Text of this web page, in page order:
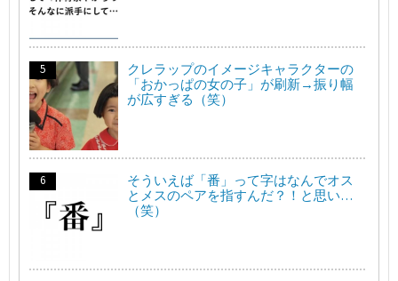
クレラップのイメージキャラクターの
「おかっぱの女の子」が刷新→振り幅
が広すぎる（笑）
そういえば「番」って字はなんでオス
とメスのペアを指すんだ？！と思い…
（笑）